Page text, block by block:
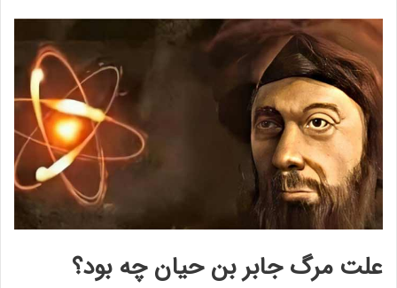
علت مرگ جابر بن حیان چه بود؟